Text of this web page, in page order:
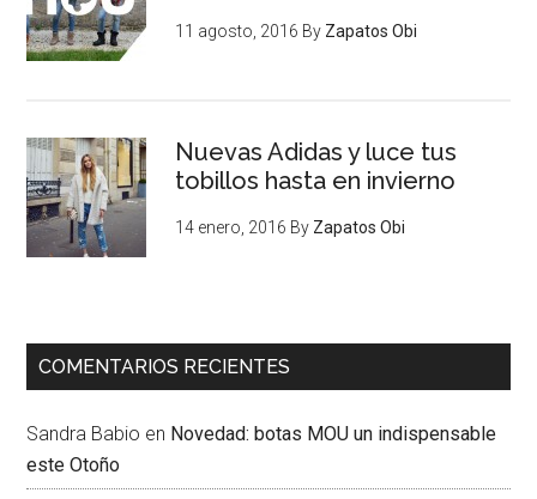
11 agosto, 2016 By Zapatos Obi
Nuevas Adidas y luce tus
tobillos hasta en invierno
14 enero, 2016 By Zapatos Obi
COMENTARIOS RECIENTES
Sandra Babio en Novedad: botas MOU un indispensable
este Otoño